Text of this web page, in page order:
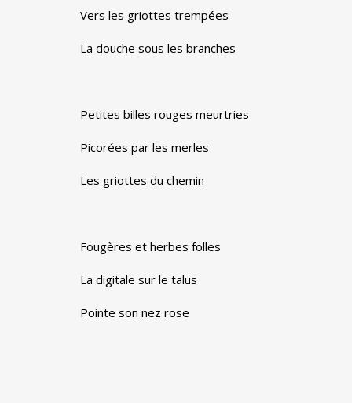
Vers les griottes trempées
La douche sous les branches
Petites billes rouges meurtries
Picorées par les merles
Les griottes du chemin
Fougères et herbes folles
La digitale sur le talus
Pointe son nez rose